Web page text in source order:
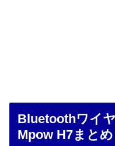
Bluetoothワイ
Mpow H7まとめ